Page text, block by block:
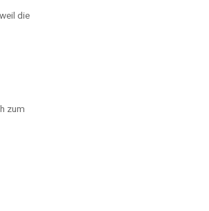
die
zum